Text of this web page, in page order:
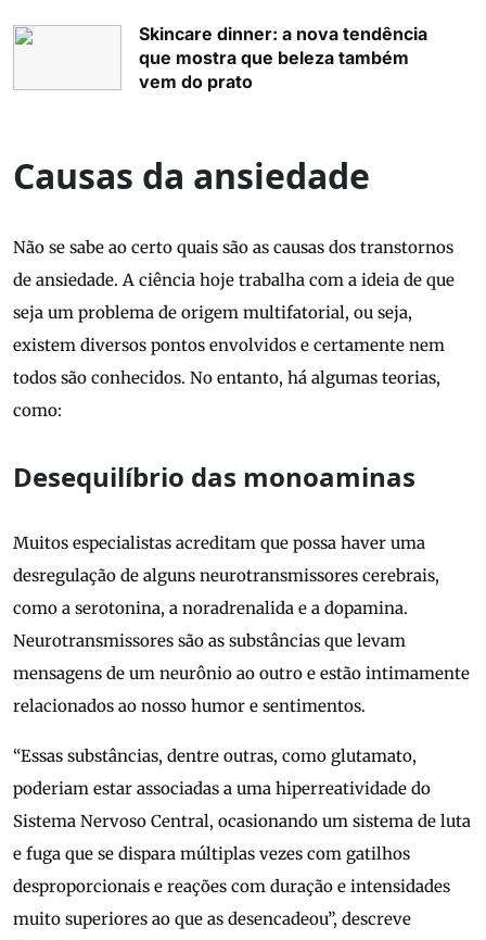
Skincare dinner: a nova tendência
que mostra que beleza também
vem do prato
Causas da ansiedade
Não se sabe ao certo quais são as causas dos transtornos
de ansiedade. A ciência hoje trabalha com a ideia de que
seja um problema de origem multifatorial, ou seja,
existem diversos pontos envolvidos e certamente nem
todos são conhecidos. No entanto, há algumas teorias,
como:
Desequilíbrio das monoaminas
Muitos especialistas acreditam que possa haver uma
desregulação de alguns neurotransmissores cerebrais,
como a serotonina, a noradrenalida e a dopamina.
Neurotransmissores são as substâncias que levam
mensagens de um neurônio ao outro e estão intimamente
relacionados ao nosso humor e sentimentos.
“Essas substâncias, dentre outras, como glutamato,
poderiam estar associadas a uma hiperreatividade do
Sistema Nervoso Central, ocasionando um sistema de luta
e fuga que se dispara múltiplas vezes com gatilhos
desproporcionais e reações com duração e intensidades
muito superiores ao que as desencadeou”, descreve